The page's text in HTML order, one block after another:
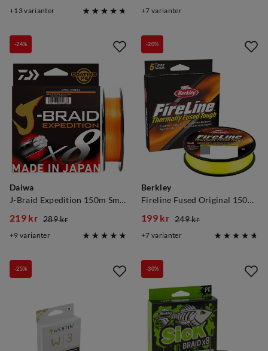
discounted
original
13varianter
discounted
original
7 varianter
Daiwa
J-Braid Expedition 150m Smash Orange
-24%
discounted
219 kr
original
289 kr
9 varianter
Berkley
Fireline Fused Original 150m Flame Green
-20%
discounted
199 kr
original
249 kr
7 varianter
-25% -30%